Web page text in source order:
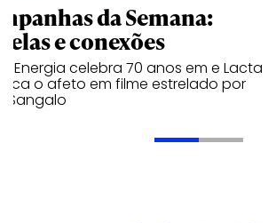
da Semana:
e conexões
Energia celebra 70 anos em e Lacta
o afeto em filme estrelado por
Sangalo